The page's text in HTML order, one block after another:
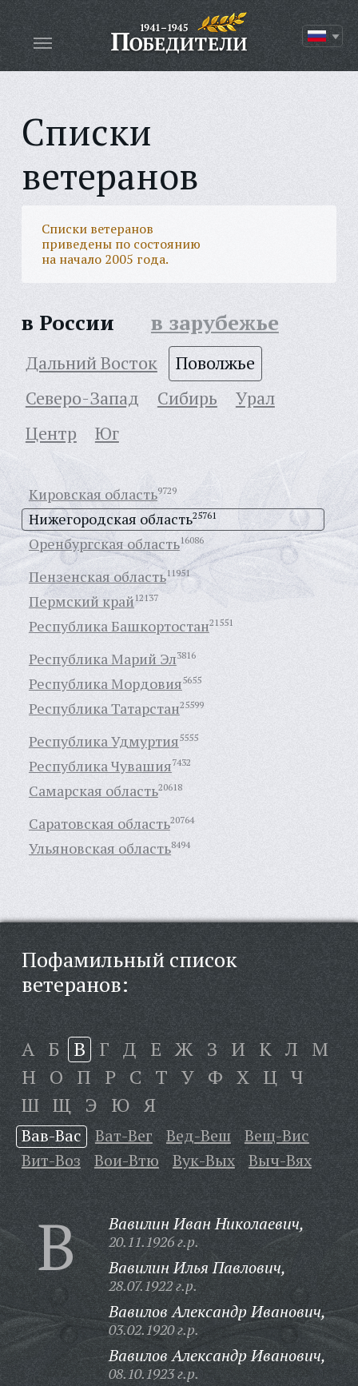
Списки
ветеранов
Списки ветеранов
приведены по состоянию
на начало 2005 года.
в России в зарубежье
Дальний Восток
Поволжье
Северо-Запад
Сибирь
Урал
Центр
Юг
Кировская область9729
Нижегородская область25761
Оренбургская область16086
Пензенская область11951
Пермский край 12137
Республика Башкортостан21551
Республика Марий Эл3816
Республика Мордовия5655
Республика Татарстан25599
Республика Удмуртия5555
Республика Чувашия7432
Самарская область20618
Саратовская область20764
Ульяновская область8494
Пофамильный список
ветеранов:
А Б В Г Д Е Ж З И К Л М
Н О П Р С Т У Ф Х Ц Ч
Ш Щ Э Ю Я
Вав-Вас Ват-Вег Вед-Веш
Вещ-Вис
Вит-Воз
Вои-Втю Вук-Вых Выч-Вях
В Вавилин Иван Николаевич,
20.11.1926 г.р.
Вавилин Илья Павлович,
28.07.1922 г.р.
Вавилов Александр Иванович,
03.02.1920 г.р.
Вавилов Александр Иванович,
08.10.1923 г.р.